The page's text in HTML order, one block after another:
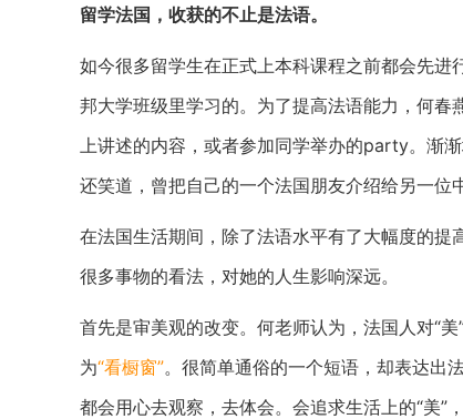
留学法国，收获的不止是法语。
如今很多留学生在正式上本科课程之前都会先
邦大学班级里学习的。为了提高法语能力，何
上讲述的内容，或者参加同学举办的party。渐
还笑道，曾把自己的一个法国朋友介绍给另一位
在法国生活期间，除了法语水平有了大幅度的
很多事物的看法，对她的人生影响深远。
首先是审美观的改变。何老师认为，法国人对“
为“看橱窗”。很简单通俗的一个短语，却表达出
都会用心去观察，去体会。会追求生活上的“美